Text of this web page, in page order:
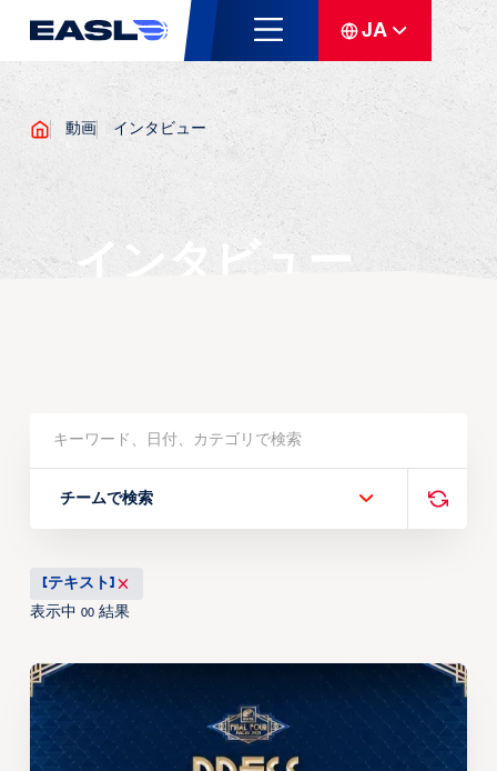
JA
動画 インタビュー
インタビュー
チームで検索
[テキスト]
表示中 00結果